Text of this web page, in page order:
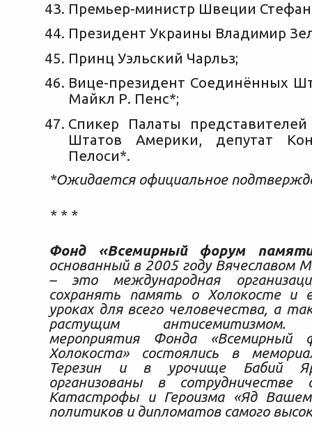
Премьер-министр Швеции
Президент Украины Владимир
Принц Уэльский Чарльз;
Вице-президент Соединённых
Майкл Р. Пенс*;
Спикер Палаты
Штатов Америки, депутат
Пелоси*.
*Ожидается официальное
* * *
Фонд «Всемирный форум
основанный в 2005 году Вячеславом
– это международная
сохранять память о Холокосте и
уроках для всего человечества, а
растущим антисемитизмом.
мероприятия Фонда «Всемирный
Холокоста» состоялись в
Терезин и в урочище Бабий
организованы в сотрудничестве
Катастрофы и Героизма «Яд
политиков и дипломатов самого